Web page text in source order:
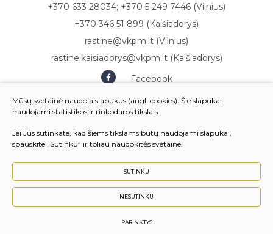
+370 633 28034; +370 5 249 7446 (Vilnius)
+370 346 51 899 (Kaišiadorys)
rastine@vkpm.lt (Vilnius)
rastine.kaisiadorys@vkpm.lt (Kaišiadorys)
Facebook
Youtube
© 2024 Vilniaus komunalinių paslaugų mokykla. Visos
Mūsų svetainė naudoja slapukus (angl. cookies). Šie slapukai
naudojami statistikos ir rinkodaros tikslais.
Jei Jūs sutinkate, kad šiems tikslams būtų naudojami slapukai,
spauskite „Sutinku“ ir toliau naudokitės svetaine.
SUTINKU
NESUTINKU
PARINKTYS